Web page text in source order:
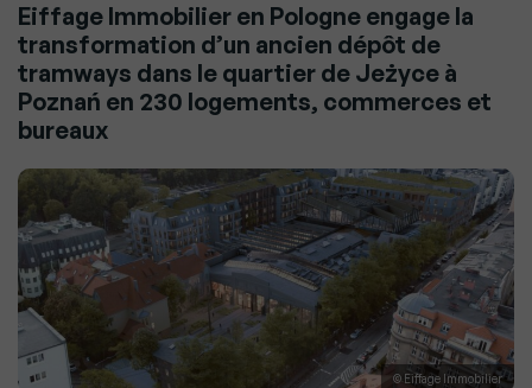
Eiffage Immobilier en Pologne engage la
transformation d’un ancien dépôt de
tramways dans le quartier de Jeżyce à
Poznań en 230 logements, commerces et
bureaux
© Eiffage Immobilier